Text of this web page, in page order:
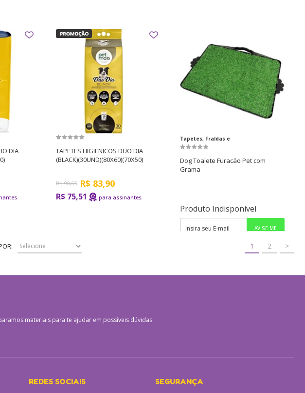
DIA
TAPETES HIGIENICOS DUO DIA
(BLACK)(30UND)(80X60)(70X50)
R$ 90,65 R$ 83,90
R$ 75,51
Tapetes, Fraldas e
Banheiros
Dog Toalete Furacão Pet com
Grama
Produto Indisponível
1 2 >
materiais para te ajudar em possíveis dúvidas.
REDES SOCIAIS SEGURANÇA